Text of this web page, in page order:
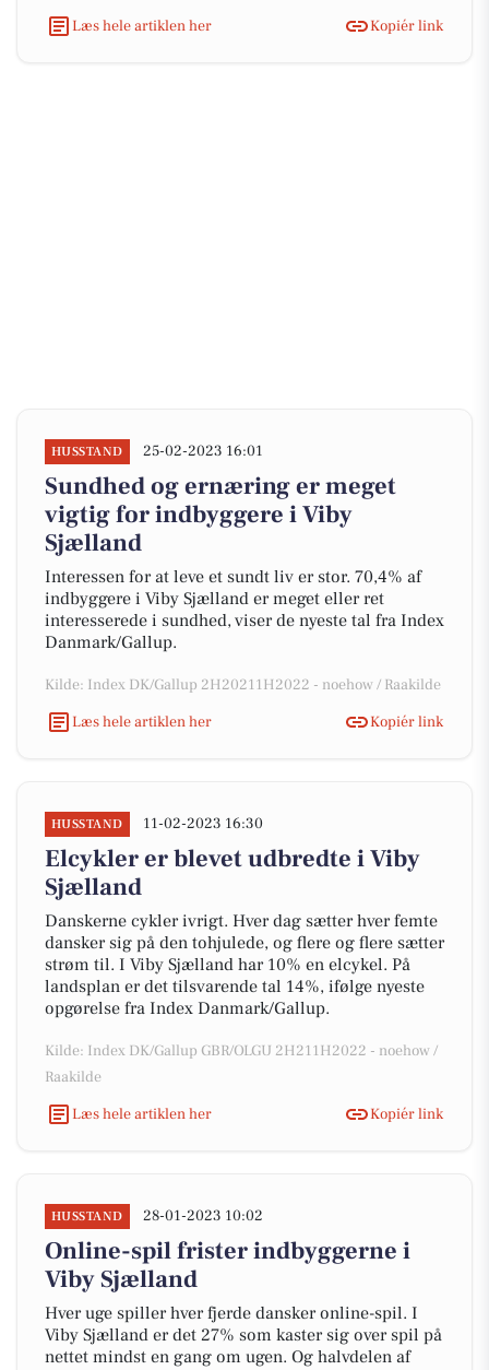
Læs hele artiklen her
Kopiér link
HUSSTAND 25-02-2023 16:01
Sundhed og ernæring er meget
vigtig for indbyggere i Viby
Sjælland
Interessen for at leve et sundt liv er stor. 70,4% af
indbyggere i Viby Sjælland er meget eller ret
interesserede i sundhed, viser de nyeste tal fra Index
Danmark/Gallup.
Kilde: Index DK/Gallup 2H20211H2022 - noehow / Raakilde
Læs hele artiklen her
Kopiér link
HUSSTAND 11-02-2023 16:30
Elcykler er blevet udbredte i Viby
Sjælland
Danskerne cykler ivrigt. Hver dag sætter hver femte
dansker sig på den tohjulede, og flere og flere sætter
strøm til. I Viby Sjælland har 10% en elcykel. På
landsplan er det tilsvarende tal 14%, ifølge nyeste
opgørelse fra Index Danmark/Gallup.
Kilde: Index DK/Gallup GBR/OLGU 2H211H2022 - noehow /
Raakilde
Læs hele artiklen her
Kopiér link
HUSSTAND 28-01-2023 10:02
Online-spil frister indbyggerne i
Viby Sjælland
Hver uge spiller hver fjerde dansker online-spil. I
Viby Sjælland er det 27% som kaster sig over spil på
nettet mindst en gang om ugen. Og halvdelen af